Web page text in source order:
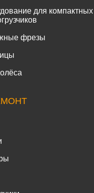
для компактных
фрезы